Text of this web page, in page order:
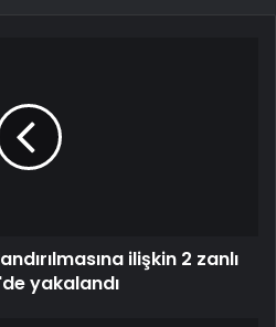
ilişkin 2 zanlı
yakalandı